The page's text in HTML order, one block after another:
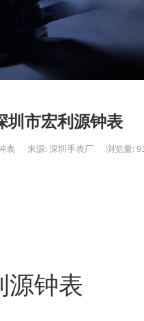
市宏利源钟表
表 来源: 深圳手表厂 浏览量:
钟表